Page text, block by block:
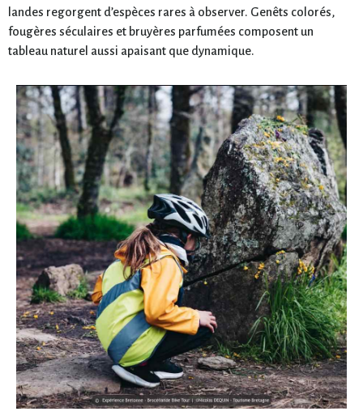
landes regorgent d’espèces rares à observer. Genêts colorés,
fougères séculaires et bruyères parfumées composent un
tableau naturel aussi apaisant que dynamique.